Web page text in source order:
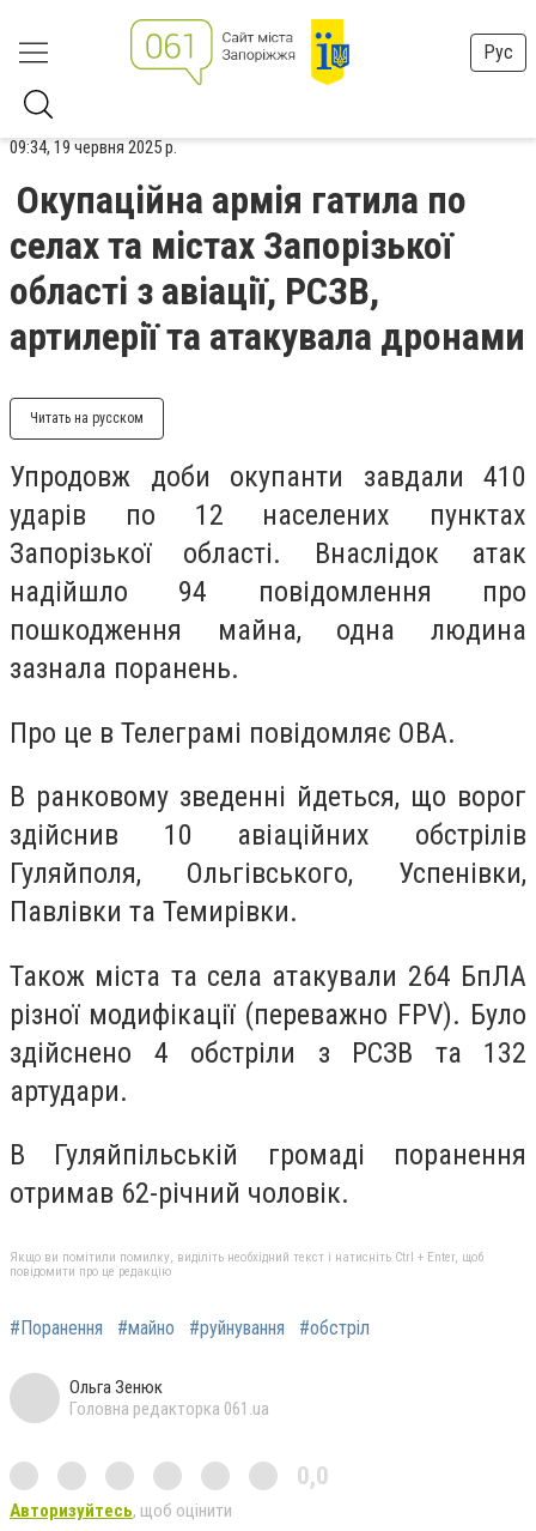
Рус
09:34, 19 червня 2025 р.
Окупаційна армія гатила по
селах та містах Запорізької
області з авіації, РСЗВ,
артилерії та атакувала дронами
Читать на русском
Упродовж доби окупанти завдали 410
ударів по 12 населених пунктах
Запорізької області. Внаслідок атак
надійшло 94 повідомлення про
пошкодження майна, одна людина
зазнала поранень.
Про це в Телеграмі повідомляє ОВА.
В ранковому зведенні йдеться, що ворог
здійснив 10 авіаційних обстрілів
Гуляйполя, Ольгівського, Успенівки,
Павлівки та Темирівки.
Також міста та села атакували 264 БпЛА
різної модифікації (переважно FPV). Було
здійснено 4 обстріли з РСЗВ та 132
артудари.
В Гуляйпільській громаді поранення
отримав 62-річний чоловік.
Якщо ви помітили помилку, виділіть необхідний текст і натисніть Ctrl + Enter, щоб
повідомити про це редакцію
#Поранення #майно #руйнування #обстріл
Ольга Зенюк
Головна редакторка 061.ua
0,0
Авторизуйтесь, щоб оцінити